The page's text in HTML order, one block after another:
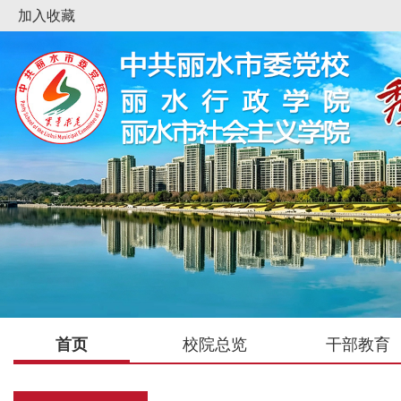
加入收藏
首页 校院总览 干部教育